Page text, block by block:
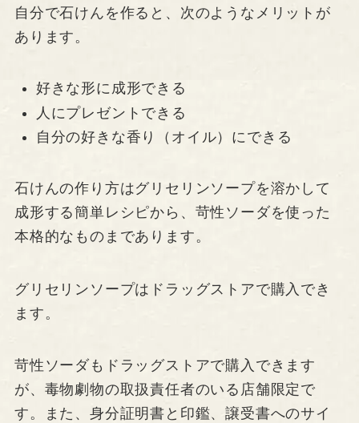
自分で石けんを作ると、次のようなメリットが
あります。
好きな形に成形できる
人にプレゼントできる
自分の好きな香り（オイル）にできる
石けんの作り方はグリセリンソープを溶かして
成形する簡単レシピから、苛性ソーダを使った
本格的なものまであります。
グリセリンソープはドラッグストアで購入でき
ます。
苛性ソーダもドラッグストアで購入できます
が、毒物劇物の取扱責任者のいる店舗限定で
す。また、身分証明書と印鑑、譲受書へのサイ